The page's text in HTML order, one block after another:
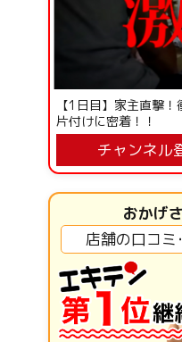
【1日目】家主直撃
片付けに密着！！
チャンネル
おかげ
店舗の口コミ